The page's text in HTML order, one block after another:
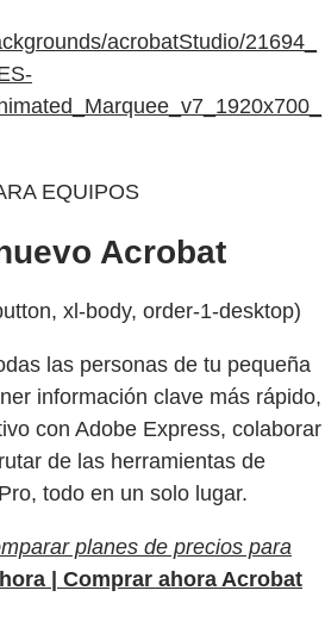
acrobatStudio/21694_
EQUIPOS
Acrobat
xl-body, order-1-desktop)
las personas de tu pequeña
información clave más rápido,
con Adobe Express, colaborar
de las herramientas de
todo en un solo lugar.
planes de precios para
| Comprar ahora Acrobat